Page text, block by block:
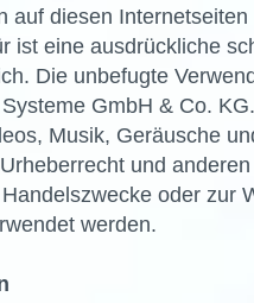
auf diesen
ist eine ausdrückliche
Die unbefugte
GmbH & Co.
Musik, Geräusche
und
oder zur
werden.